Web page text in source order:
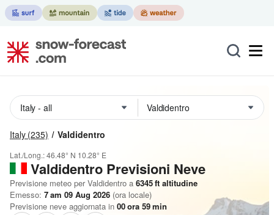
Italy (235) Valdidentro
Lat./Long.:46.48° N 10.28° E
Valdidentro Previsioni Neve
Previsione meteo per Valdidentro a 6345ft altitudine
Emesso: 7 am 09 Aug 2026 (ora locale)
Previsione neve aggiornata in 00ora 59min